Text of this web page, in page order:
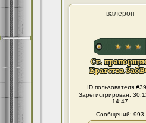
валерон
ID пользователя
Зарегистрирован:
14:47
Сообщений: 993